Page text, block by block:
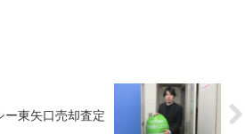
ー東矢口売却査定